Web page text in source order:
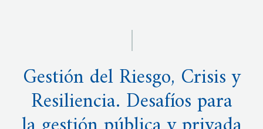
Gestión del Riesgo, Crisis y
Resiliencia. Desafíos para